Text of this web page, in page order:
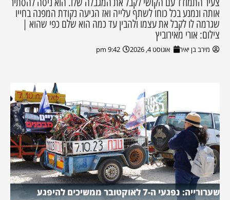
אותה ונמנע בכל כוחו לשתף עלייה ואז הגיעה נקודת המפנה בחייו
שגרמה לו לקבל את עצמו ולהבין עד כמה הוא שלם כפי שהוא |
צילום: אורי מאירוביץ
מירב בן יאיר אוגוסט 4, 2026 9:42 pm
שערורייה: נפגעי ה-7 לאוקטובר ממשיכים להיפגע